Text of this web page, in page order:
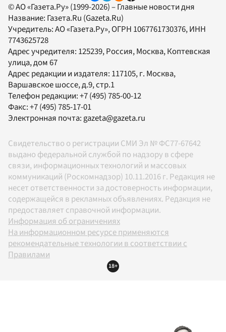
© АО «Газета.Ру» (1999-2026) – Главные новости дня
Название: Газета.Ru (Gazeta.Ru)
Учредитель:АО «Газета.Ру», ОГРН 1067761730376, ИНН
7743625728
Адрес учредителя: 125239, Россия, Москва, Коптевская
улица, дом 67
Адрес редакции и издателя: 117105, г. Москва,
Варшавское шоссе, д.9, стр.1
Телефон редакции:+7 (495) 785-00-12
Факс:+7 (495) 785-17-01
Электронная почта: gazeta@gazeta.ru
Свидетельство о регистрации СМИ Эл № ФС77-67642
выдано федеральной службой по надзору в сфере
связи, информационных технологий и массовых
коммуникаций (Роскомнадзор) 10.11.2016 г. Редакция не
несет ответственности за достоверность информации,
содержащейся в рекламных объявлениях. Редакция не
предоставляет справочной информации.
Информация об ограничениях
На информационном ресурсе применяются
рекомендательные технологии в соответствии с
Правилами
18+